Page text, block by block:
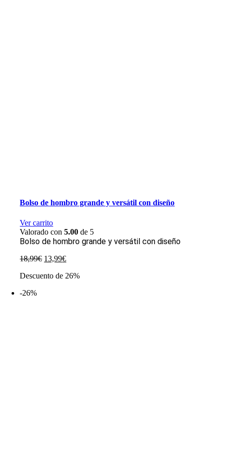
Bolso de hombro grande y versátil con diseño
Ver carrito
Valorado con5.00 de 5
Bolso de hombro grande y versátil con diseño
18,99€ El
original
13,99€El
actual
Descuento de 26%
-26%